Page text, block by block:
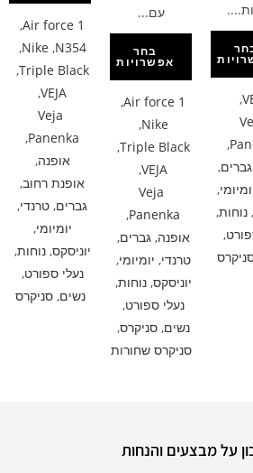
,
,
גברים,
,
,נוחות,
,
עם...
בחר
אפשרויות
Air force 1
,
Nike
,
Triple Black
,
VEJA
,
Veja
Panenka
,
אופנה,גברים,
טרנדי, יומיומי,
יוניסקס,נוחות,
נעלי ספורט,
נשים,סניקרס,
סניקרס שחורות
Air force 1
,
N354
,
Nike
,
Triple Black
,
VEJA
,
Veja
Panenka
,
אופנה,
אופנת רחוב,
גברים, טרנדי,
יומיומי,
יוניסקס,נוחות,
נעלי ספורט,
נשים, סניקרס
על מבצעים והנחות